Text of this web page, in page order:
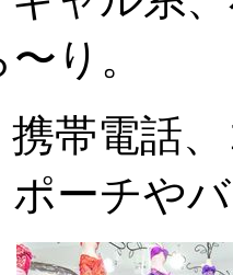
り。
携帯電話
ーチや